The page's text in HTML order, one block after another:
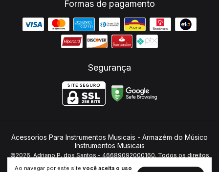
Ao navegar por este site você aceita o uso
Formas de pagamento
Segurança
Acessorios Para Instrumentos Musicais - Armazém do Músico
Instrumentos Musicais
©2026. Adriano P. dos Santos - 46689092000160. Todos os direitos